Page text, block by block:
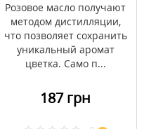
Розовое масло получают
методом дистилляции,
что позволяет сохранить
уникальный аромат
цветка. Само п...
187 грн